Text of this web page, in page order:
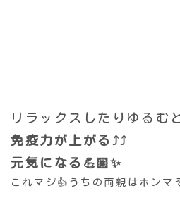
リラックスしたりゆるむ
免疫力が上がる⤴️⤴️
元気になる💪🏼✨
これマジ👍うちの両親はホンマ